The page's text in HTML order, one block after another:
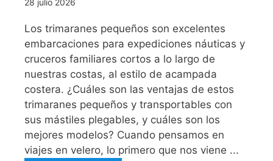
28 julio 2026
Los trimaranes pequeños son excelentes
embarcaciones para expediciones náuticas y
cruceros familiares cortos a lo largo de
nuestras costas, al estilo de acampada
costera. ¿Cuáles son las ventajas de estos
trimaranes pequeños y transportables con
sus mástiles plegables, y cuáles son los
mejores modelos? Cuando pensamos en
viajes en velero, lo primero que nos viene ...